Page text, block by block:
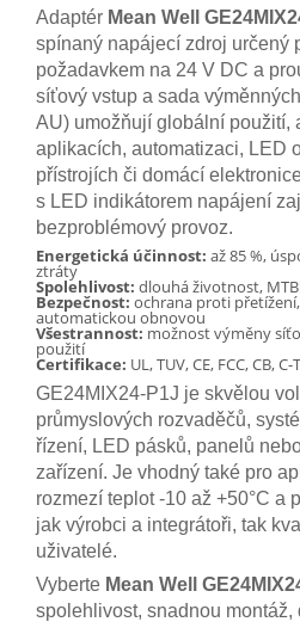
Adaptér Mean Well
spínaný napájecí zdroj určený
požadavkem na 24 V DC a
síťový vstup a sada
AU) umožňují globální použití,
aplikacích, automatizaci, LED
přístrojích či domácí
s LED indikátorem napájení
bezproblémový provoz.
Energetická účinnost: až 85 %,
ztráty
Spolehlivost: dlouhá životnost,
Bezpečnost: ochrana proti
automatickou obnovou
Všestrannost: možnost výměny
použití
Certifikace: UL, TUV, CE, FCC, CB, C-
GE24MIX24-P1J je skvělou
průmyslových rozvaděčů,
řízení, LED pásků, panelů
zařízení. Je vhodný také pro
rozmezí teplot -10 až +50°C a
jak výrobci a integrátoři, tak
uživatelé.
Vyberte Mean Well
spolehlivost, snadnou montáž,